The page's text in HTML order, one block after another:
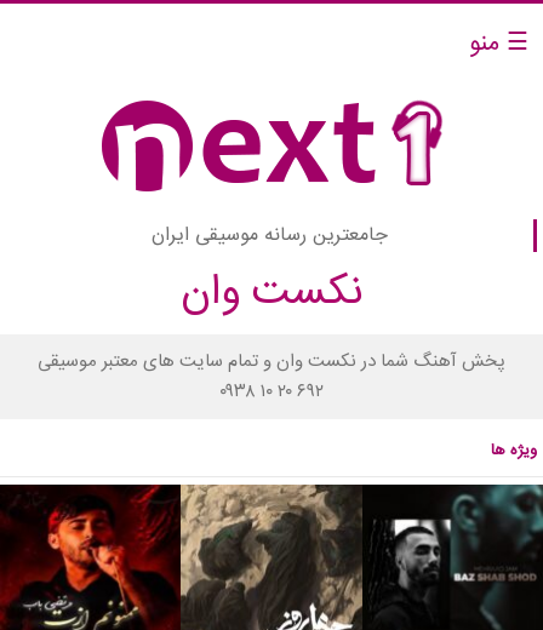
☰ منو
جامعترین رسانه موسیقی ایران
نکست وان
پخش آهنگ شما در نکست وان و تمام سایت های معتبر موسیقی
۰۹۳۸ ۱۰ ۲۰ ۶۹۲
ویژه ها